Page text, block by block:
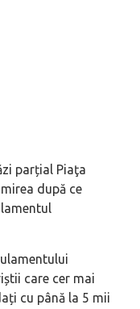
parțial Piaţa
după ce
care cer mai
cu până la 5 mii